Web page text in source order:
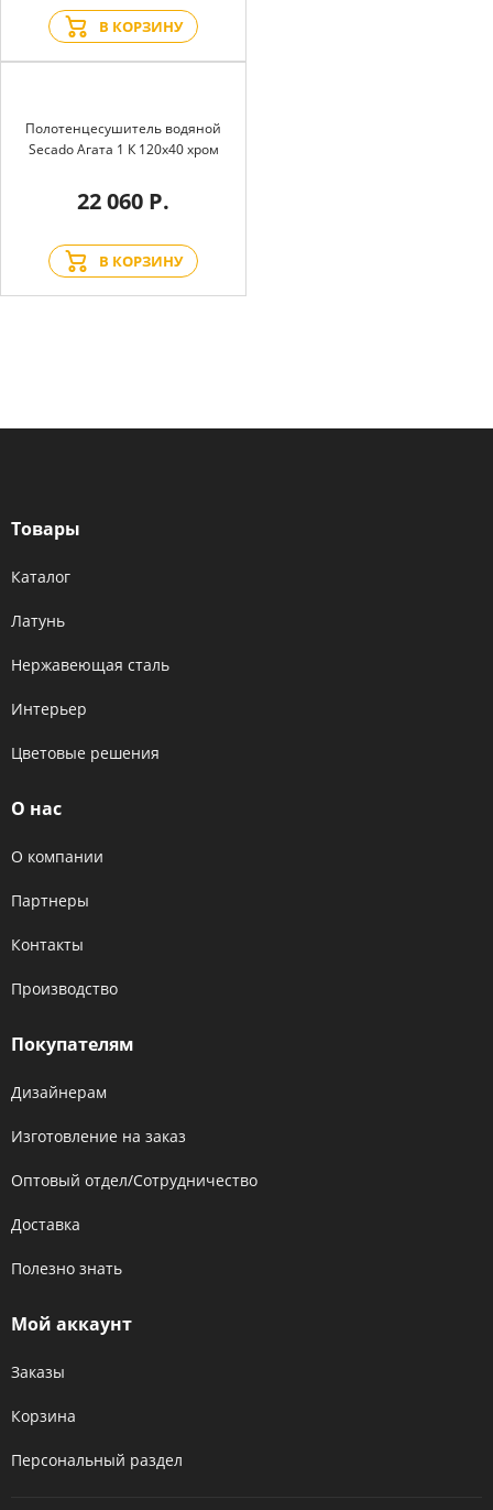
В КОРЗИНУ
Полотенцесушитель водяной
Secado Агата 1 К 120x40 хром
22 060 Р.
В КОРЗИНУ
Товары
Каталог
Латунь
Нержавеющая сталь
Интерьер
Цветовые решения
О нас
О компании
Партнеры
Контакты
Производство
Покупателям
Дизайнерам
Изготовление на заказ
Оптовый отдел/Сотрудничество
Доставка
Полезно знать
Мой аккаунт
Заказы
Корзина
Персональный раздел